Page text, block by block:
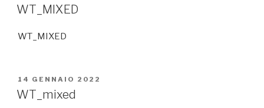
IL
WT_MIXED
WT_MIXED
PUBBLICATO
IL
14 GENNAIO 2022
WT_mixed